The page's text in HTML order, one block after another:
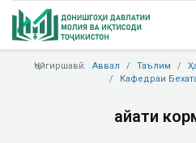
Ҷойгиршавӣ: Аввал Таълим
Кафедраи
Ҳайати